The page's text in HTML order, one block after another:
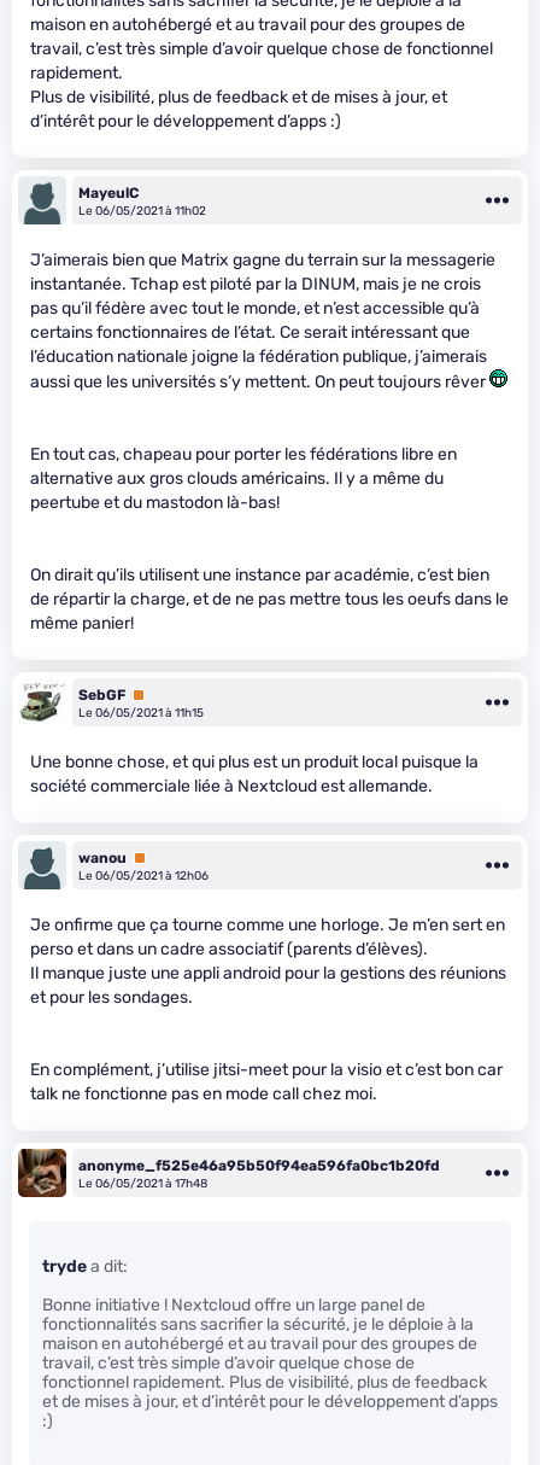
maison en autohébergé et au travail pour des groupes de
travail, c’est très simple d’avoir quelque chose de fonctionnel
rapidement.
Plus de visibilité, plus de feedback et de mises à jour, et
d’intérêt pour le développement d’apps :)
MayeulC
Le 06/05/2021 à 11h02
J’aimerais bien que Matrix gagne du terrain sur la messagerie
instantanée. Tchap est piloté par la DINUM, mais je ne crois
pas qu’il fédère avec tout le monde, et n’est accessible qu’à
certains fonctionnaires de l’état. Ce serait intéressant que
l’éducation nationale joigne la fédération publique, j’aimerais
aussi que les universités s’y mettent. On peut toujours rêver
En tout cas, chapeau pour porter les fédérations libre en
alternative aux gros clouds américains. Il y a même du
peertube et du mastodon là-bas!
On dirait qu’ils utilisent une instance par académie, c’est bien
de répartir la charge, et de ne pas mettre tous les oeufs dans le
même panier!
SebGF Premium
Le 06/05/2021 à 11h15
Une bonne chose, et qui plus est un produit local puisque la
société commerciale liée à Nextcloud est allemande.
wanou
Premium
Le 06/05/2021 à 12h06
Je onfirme que ça tourne comme une horloge. Je m’en sert en
perso et dans un cadre associatif (parents d’élèves).
Il manque juste une appli android pour la gestions des réunions
et pour les sondages.
En complément, j’utilise jitsi-meet pour la visio et c’est bon car
talk ne fonctionne pas en mode call chez moi.
anonyme_f525e46a95b50f94ea596fa0bc1b20fd
Le 06/05/2021 à 17h48
trydea dit:
Bonne initiative ! Nextcloud offre un large panel de
fonctionnalités sans sacrifier la sécurité, je le déploie à la
maison en autohébergé et au travail pour des groupes de
travail, c’est très simple d’avoir quelque chose de
fonctionnel rapidement. Plus de visibilité, plus de feedback
et de mises à jour, et d’intérêt pour le développement d’apps
:)